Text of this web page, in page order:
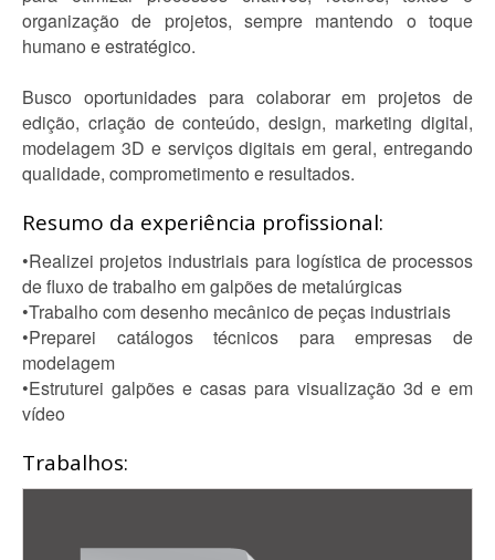
organização de projetos, sempre mantendo o toque
humano e estratégico.
Busco oportunidades para colaborar em projetos de
edição, criação de conteúdo, design, marketing digital,
modelagem 3D e serviços digitais em geral, entregando
qualidade, comprometimento e resultados.
Resumo da experiência profissional:
•Realizei projetos industriais para logística de processos
de fluxo de trabalho em galpões de metalúrgicas
•Trabalho com desenho mecânico de peças industriais
•Preparei catálogos técnicos para empresas de
modelagem
•Estruturei galpões e casas para visualização 3d e em
vídeo
Trabalhos: